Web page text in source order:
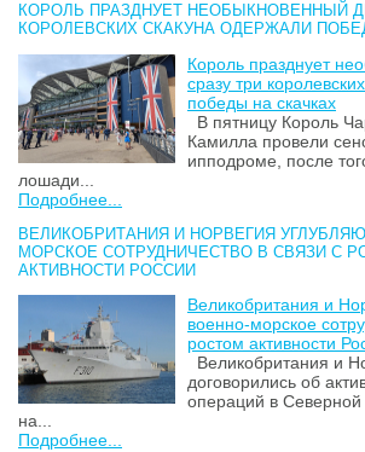
КОРОЛЬ ПРАЗДНУЕТ НЕОБЫКНОВЕННЫЙ
КОРОЛЕВСКИХ СКАКУНА ОДЕРЖАЛИ
Король празднует
сразу три
победы на скачках
В пятницу Король
Камилла провели
ипподроме, после
лошади...
Подробнее...
ВЕЛИКОБРИТАНИЯ И НОРВЕГИЯ
МОРСКОЕ СОТРУДНИЧЕСТВО В СВЯЗИ С
АКТИВНОСТИ РОССИИ
Великобритания и
военно-морское
ростом активности
Великобритания и
договорились об
операций в Северной
на...
Подробнее...